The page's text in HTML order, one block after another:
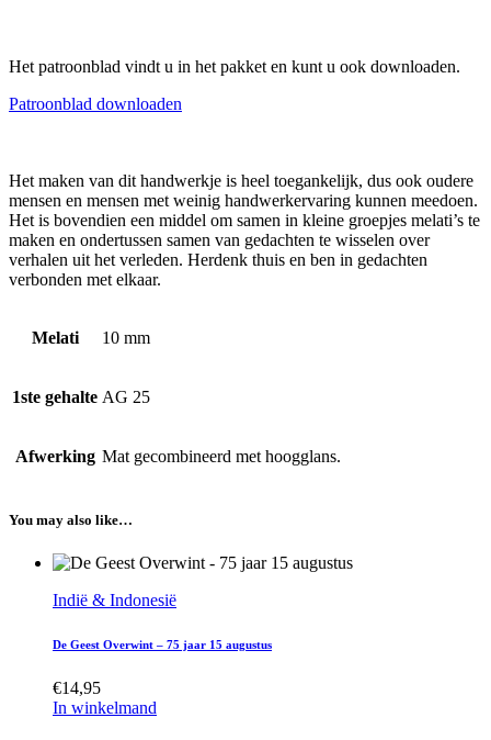
Het patroonblad vindt u in het pakket en kunt u ook downloaden.
Patroonblad downloaden
Het maken van dit handwerkje is heel toegankelijk, dus ook oudere
mensen en mensen met weinig handwerkervaring kunnen meedoen.
Het is bovendien een middel om samen in kleine groepjes melati’s te
maken en ondertussen samen van gedachten te wisselen over
verhalen uit het verleden. Herdenk thuis en ben in gedachten
verbonden met elkaar.
Melati 10 mm
1ste gehalte AG 25
Afwerking Mat gecombineerd met hoogglans.
You may also like…
Indië & Indonesië
De Geest Overwint – 75 jaar 15 augustus
€14,95
In winkelmand